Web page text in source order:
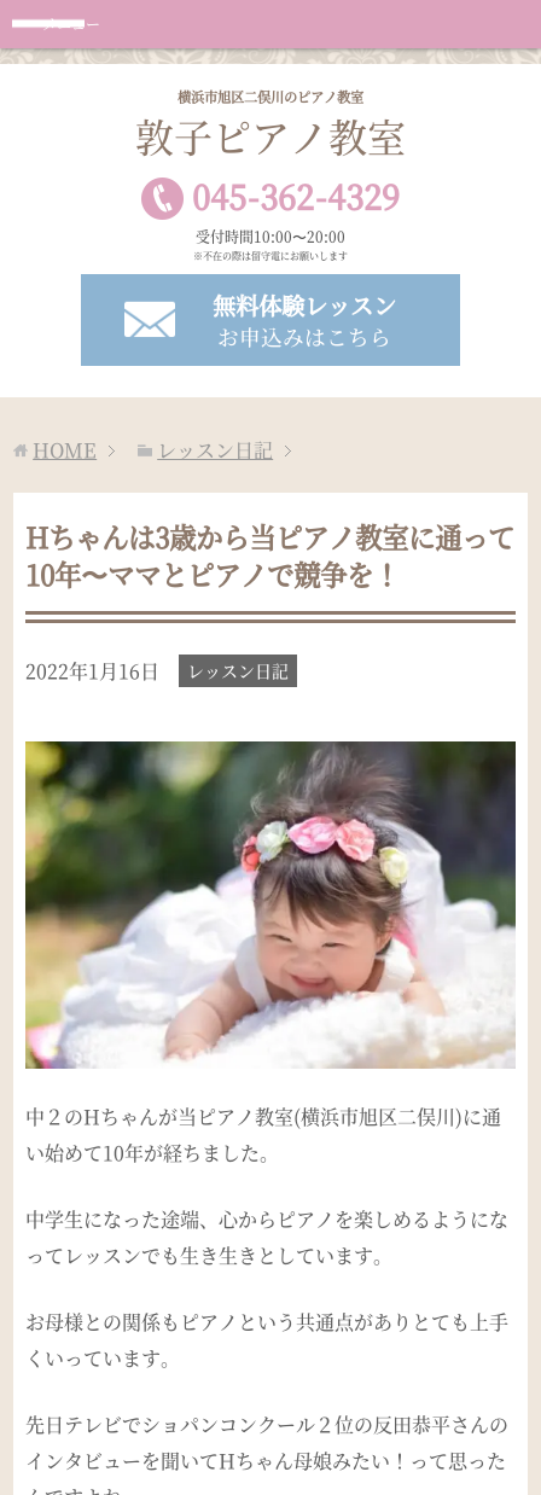
横浜市旭区二俣川のピアノ教室
敦子ピアノ教室
045-362-4329
受付時間10:00〜20:00
※不在の際は留守電にお願いします
無料体験レッスン
お申込みはこちら
メニュー
HOME レッスン日記
Hちゃんは3歳から当ピアノ教室に通って
10年〜ママとピアノで競争を！
2022年1月16日 レッスン日記
中２のHちゃんが当ピアノ教室(横浜市旭区二俣川)に通
い始めて10年が経ちました。
中学生になった途端、心からピアノを楽しめるようにな
ってレッスンでも生き生きとしています。
お母様との関係もピアノという共通点がありとても上手
くいっています。
先日テレビでショパンコンクール２位の反田恭平さんの
インタビューを聞いてHちゃん母娘みたい！って思った